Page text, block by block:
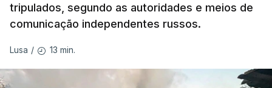
tripulados, segundo as autoridades e meios de
comunicação independentes russos.
Lusa / 13 min.